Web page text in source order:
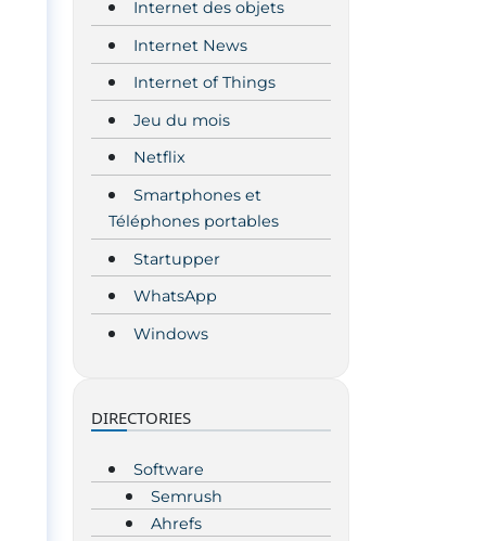
Internet des objets
Internet News
Internet of Things
Jeu du mois
Netflix
Smartphones et
Téléphones portables
Startupper
WhatsApp
Windows
DIRECTORIES
Software
Semrush
Ahrefs